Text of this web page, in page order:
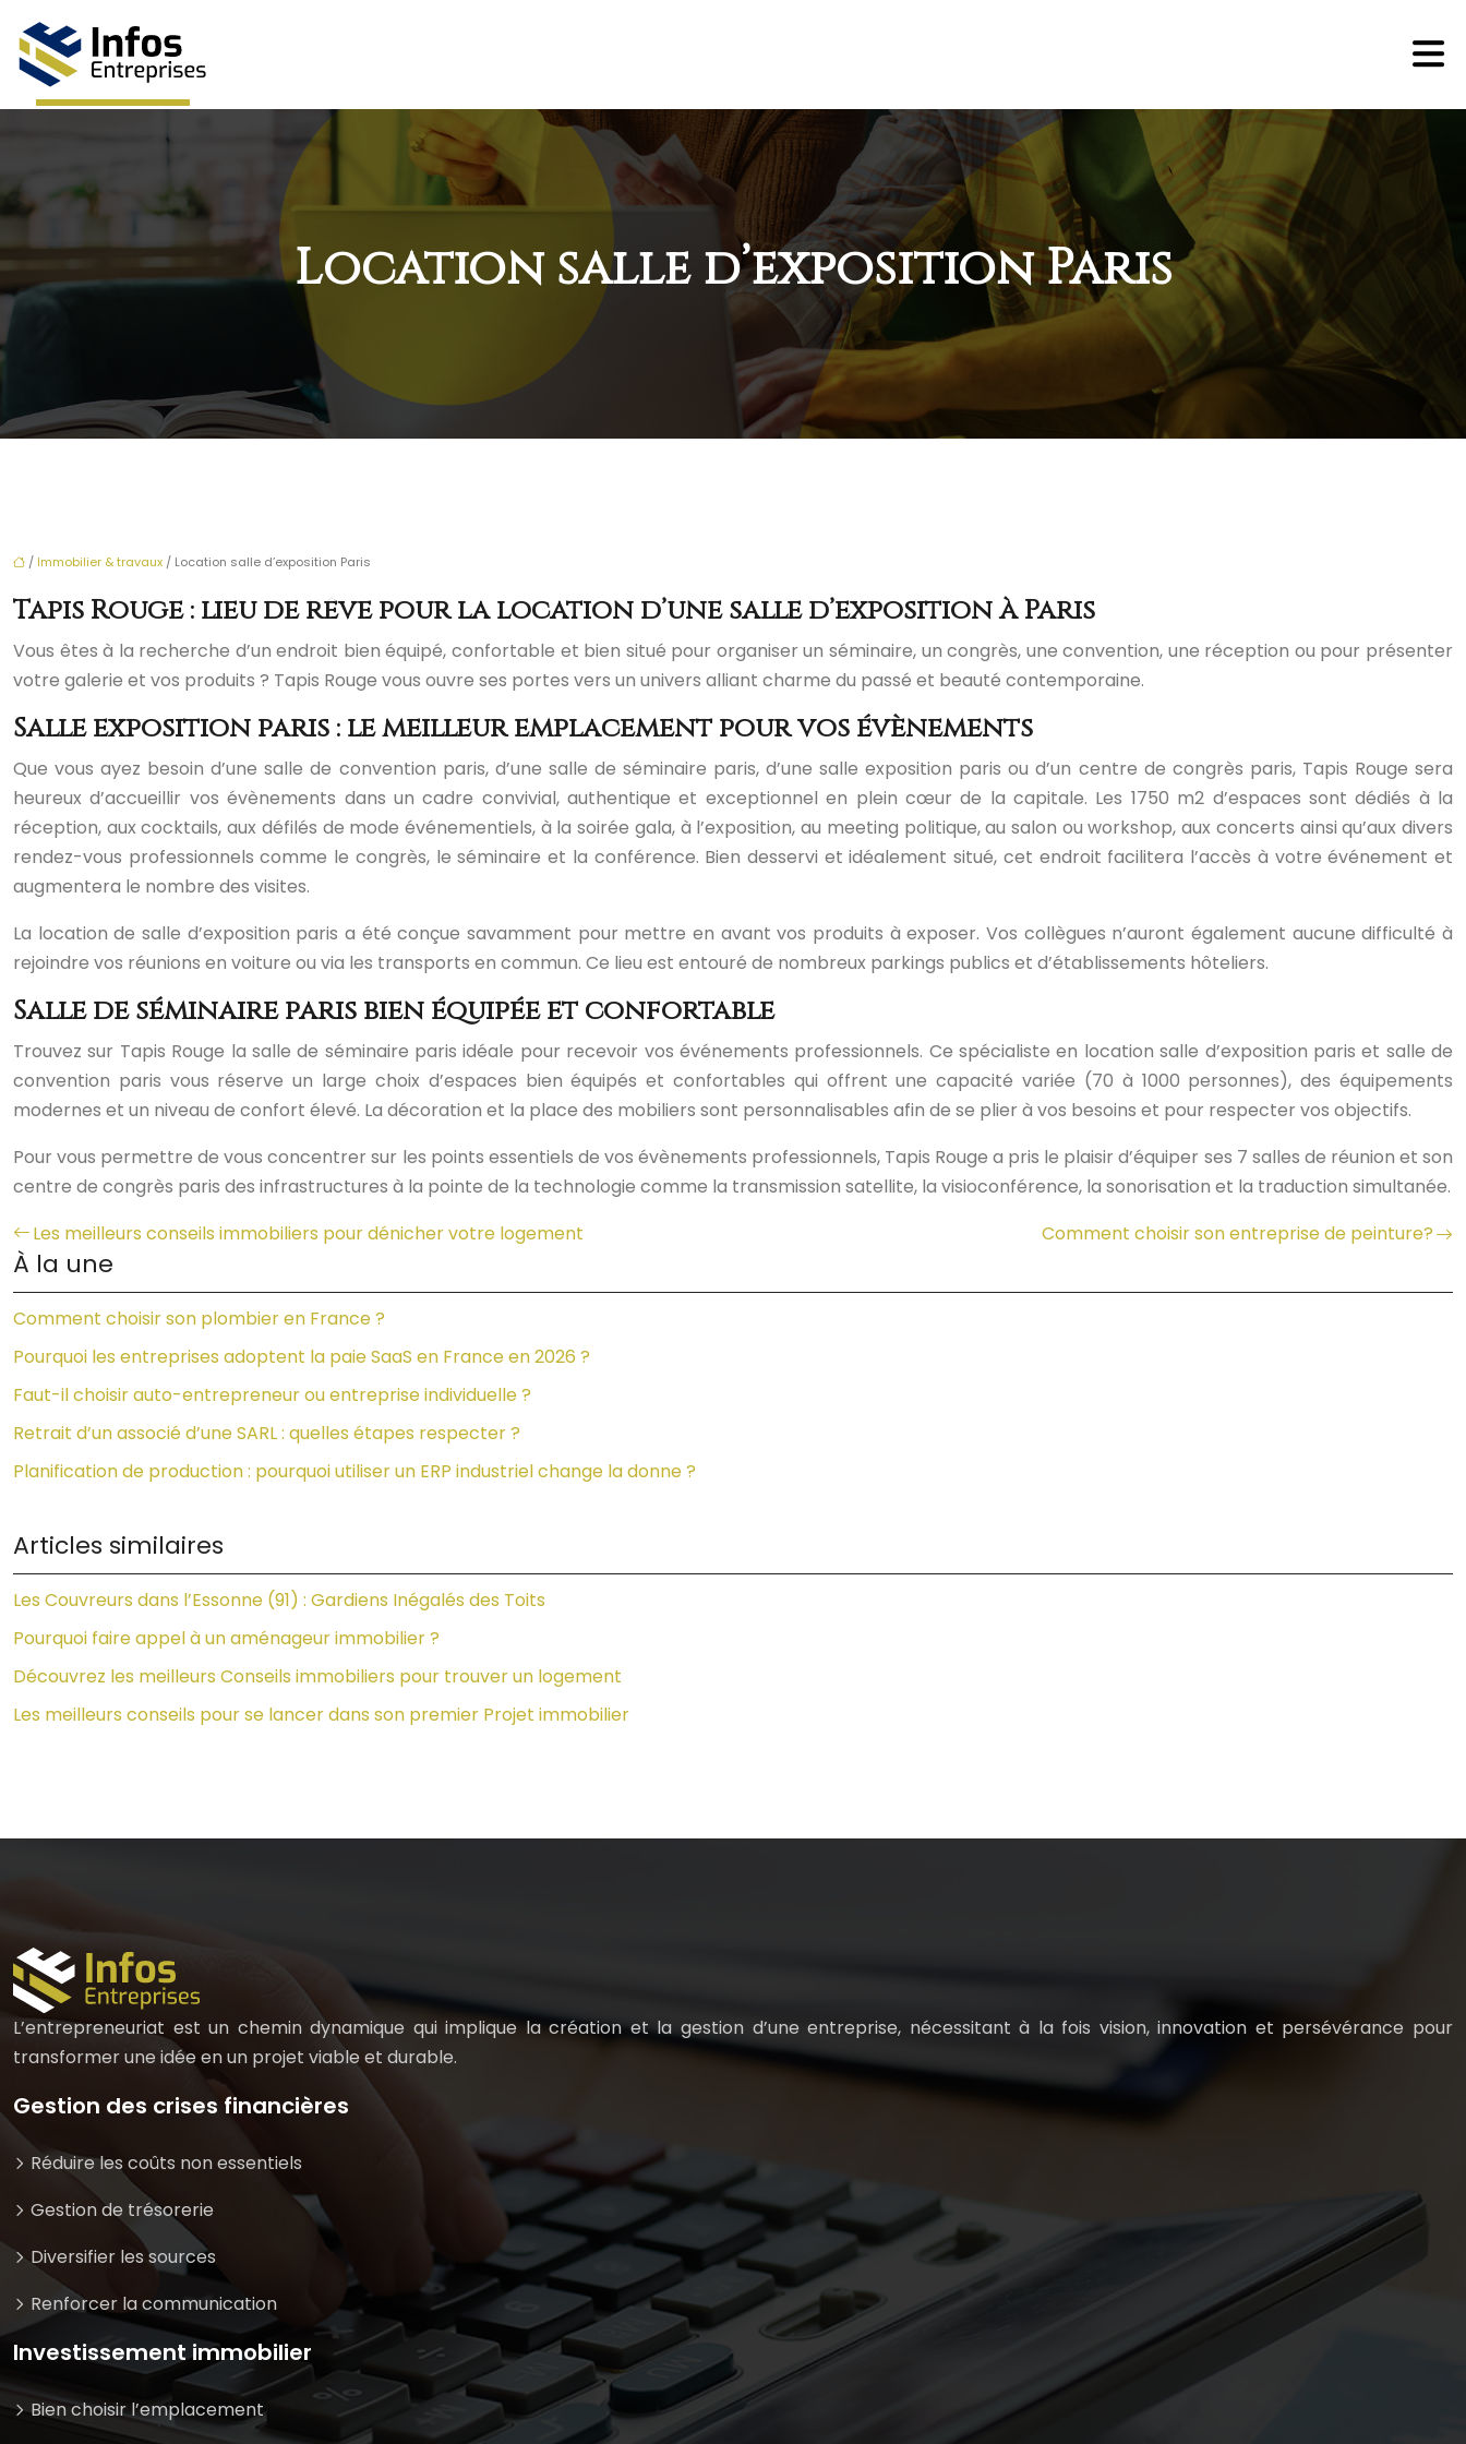
Location salle d’exposition Paris
/ Immobilier & travaux / Location salle d’exposition Paris
Tapis Rouge : lieu de rêve pour la location d’une salle d’exposition à Paris
Vous êtes à la recherche d’un endroit bien équipé, confortable et bien situé pour organiser un séminaire, un congrès, une convention, une réception ou pour présenter
votre galerie et vos produits ? Tapis Rouge vous ouvre ses portes vers un univers alliant charme du passé et beauté contemporaine.
Salle exposition paris : le meilleur emplacement pour vos évènements
Que vous ayez besoin d’une salle de convention paris, d’une salle de séminaire paris, d’une salle exposition paris ou d’un centre de congrès paris, Tapis Rouge sera
heureux d’accueillir vos évènements dans un cadre convivial, authentique et exceptionnel en plein cœur de la capitale. Les 1750 m2 d’espaces sont dédiés à la
réception, aux cocktails, aux défilés de mode événementiels, à la soirée gala, à l’exposition, au meeting politique, au salon ou workshop, aux concerts ainsi qu’aux divers
rendez-vous professionnels comme le congrès, le séminaire et la conférence. Bien desservi et idéalement situé, cet endroit facilitera l’accès à votre événement et
augmentera le nombre des visites.
La location de salle d’exposition paris a été conçue savamment pour mettre en avant vos produits à exposer. Vos collègues n’auront également aucune difficulté à
rejoindre vos réunions en voiture ou via les transports en commun. Ce lieu est entouré de nombreux parkings publics et d’établissements hôteliers.
Salle de séminaire paris bien équipée et confortable
Trouvez sur Tapis Rouge la salle de séminaire paris idéale pour recevoir vos événements professionnels. Ce spécialiste en location salle d’exposition paris et salle de
convention paris vous réserve un large choix d’espaces bien équipés et confortables qui offrent une capacité variée (70 à 1000 personnes), des équipements
modernes et un niveau de confort élevé. La décoration et la place des mobiliers sont personnalisables afin de se plier à vos besoins et pour respecter vos objectifs.
Pour vous permettre de vous concentrer sur les points essentiels de vos évènements professionnels, Tapis Rouge a pris le plaisir d’équiper ses 7 salles de réunion et son
centre de congrès paris des infrastructures à la pointe de la technologie comme la transmission satellite, la visioconférence, la sonorisation et la traduction simultanée.
Les meilleurs conseils immobiliers pour dénicher votre logement
Comment choisir son entreprise de peinture?
À la une
Comment choisir son plombier en France ?
Pourquoi les entreprises adoptent la paie SaaS en France en 2026 ?
Faut-il choisir auto-entrepreneur ou entreprise individuelle ?
Retrait d’un associé d’une SARL : quelles étapes respecter ?
Planification de production : pourquoi utiliser un ERP industriel change la donne ?
Articles similaires
Les Couvreurs dans l’Essonne (91) : Gardiens Inégalés des Toits
Pourquoi faire appel à un aménageur immobilier ?
Découvrez les meilleurs Conseils immobiliers pour trouver un logement
Les meilleurs conseils pour se lancer dans son premier Projet immobilier
L’entrepreneuriat est un chemin dynamique qui implique la création et la gestion d’une entreprise, nécessitant à la fois vision, innovation et persévérance pour
transformer une idée en un projet viable et durable.
Gestion des crises financières
Réduire les coûts non essentiels
Gestion de trésorerie
Diversifier les sources
Renforcer la communication
Investissement immobilier
Bien choisir l’emplacement